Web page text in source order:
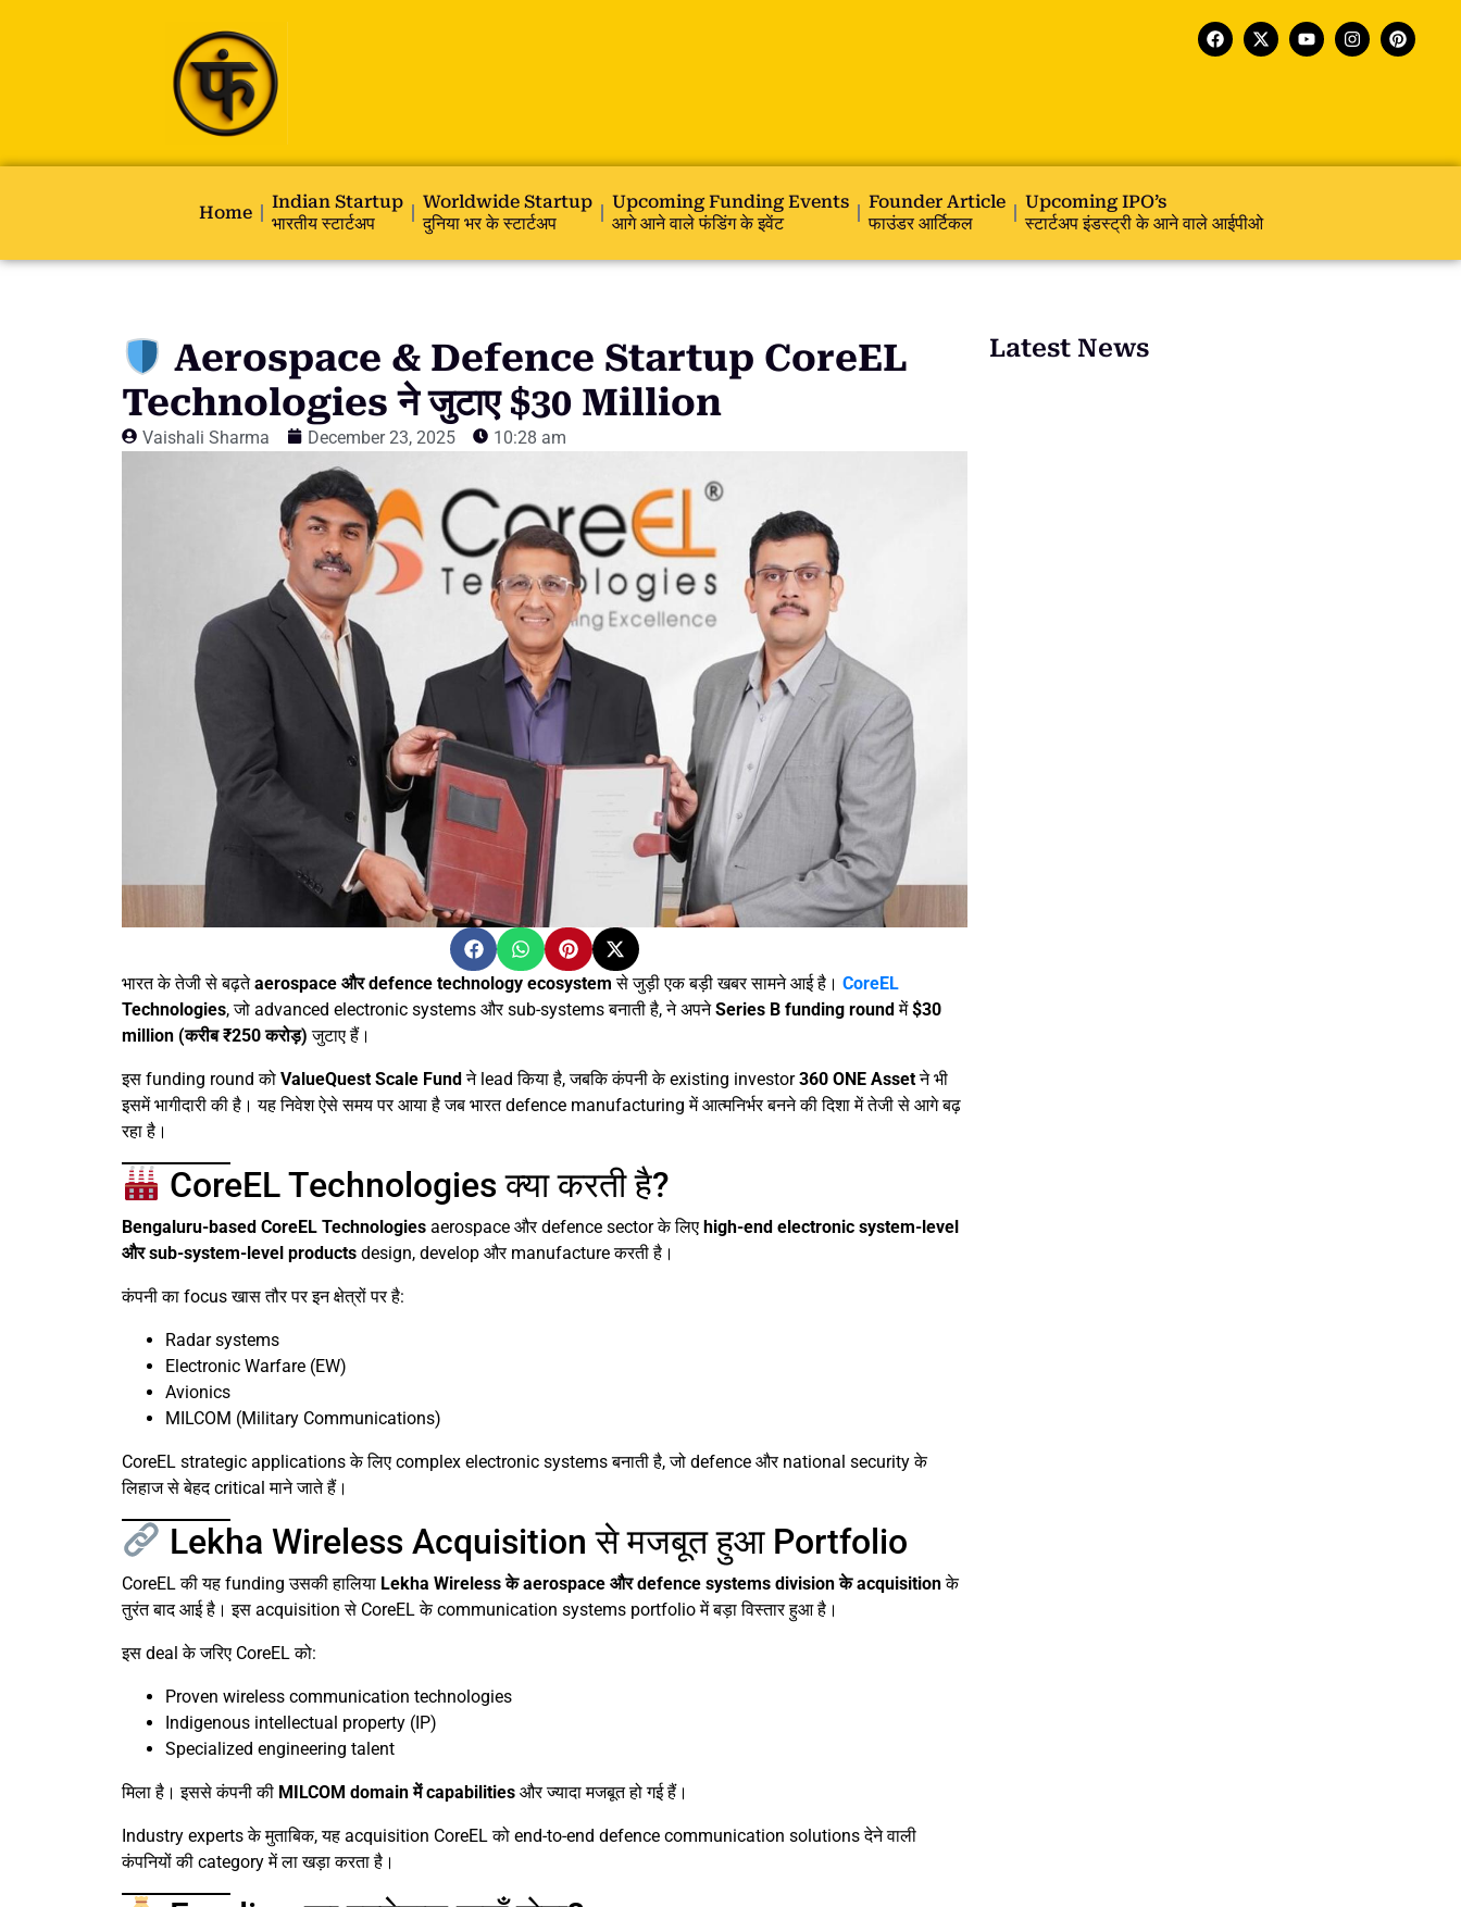
Home
Indian Startup
भारतीय स्टार्टअप
Worldwide Startup
दुनिया भर के स्टार्टअप
Upcoming Funding Events
आगे आने वाले फंडिंग के इवेंट
Founder Article
फाउंडर आर्टिकल
Upcoming IPO’s
स्टार्टअप इंडस्ट्री के आने वाले आईपीओ
Aerospace & Defence Startup CoreEL
Technologies ने जुटाए $30 Million
Vaishali Sharma December 23, 2025 10:28 am
भारत के तेजी से बढ़तेaerospace और defence technology ecosystem से जुड़ी एक बड़ी खबर सामने आई है। CoreEL
Technologies, जो advanced electronic systems और sub-systems बनाती है, ने अपनेSeries B funding roundमें$30
million (करीब ₹250 करोड़) जुटाए हैं।
इस funding round को ValueQuest Scale Fundने lead किया है, जबकि कंपनी के existing investor360 ONE Assetने भी
इसमें भागीदारी की है। यह निवेश ऐसे समय पर आया है जब भारत defence manufacturing में आत्मनिर्भर बनने की दिशा में तेजी से आगे बढ़
रहा है।
CoreEL Technologies क्या करती है?
Bengaluru-based CoreEL Technologies aerospace और defence sector के लिए high-end electronic system-level
और sub-system-level products design, develop और manufacture करती है।
कंपनी का focus खास तौर पर इन क्षेत्रों पर है:
Radar systems
Electronic Warfare (EW)
Avionics
MILCOM (Military Communications)
CoreEL strategic applications के लिए complex electronic systems बनाती है, जो defence और national security के
लिहाज से बेहद critical माने जाते हैं।
Lekha Wireless Acquisition से मजबूत हुआ Portfolio
CoreEL की यह funding उसकी हालिया Lekha Wireless के aerospace और defence systems division के acquisitionके
तुरंत बाद आई है। इस acquisition से CoreEL के communication systems portfolio में बड़ा विस्तार हुआ है।
इस deal के जरिए CoreEL को:
Proven wireless communication technologies
Indigenous intellectual property (IP)
Specialized engineering talent
मिला है। इससे कंपनी की MILCOM domain में capabilities और ज्यादा मजबूत हो गई हैं।
Industry experts के मुताबिक, यह acquisition CoreEL को end-to-end defence communication solutions देने वाली
कंपनियों की category में ला खड़ा करता है।
Latest News